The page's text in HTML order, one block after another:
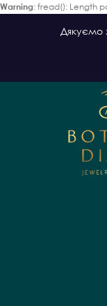
Warning: fread(): Length
Дякуємо